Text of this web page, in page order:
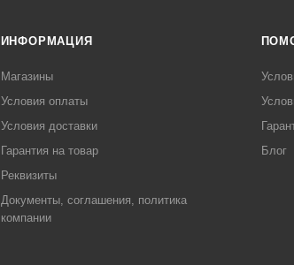
ИНФОРМАЦИЯ
Магазины
Условия оплаты
Условия доставки
Гарантия на товар
Реквизиты
Документы, соглашения, политика
компании
Блог